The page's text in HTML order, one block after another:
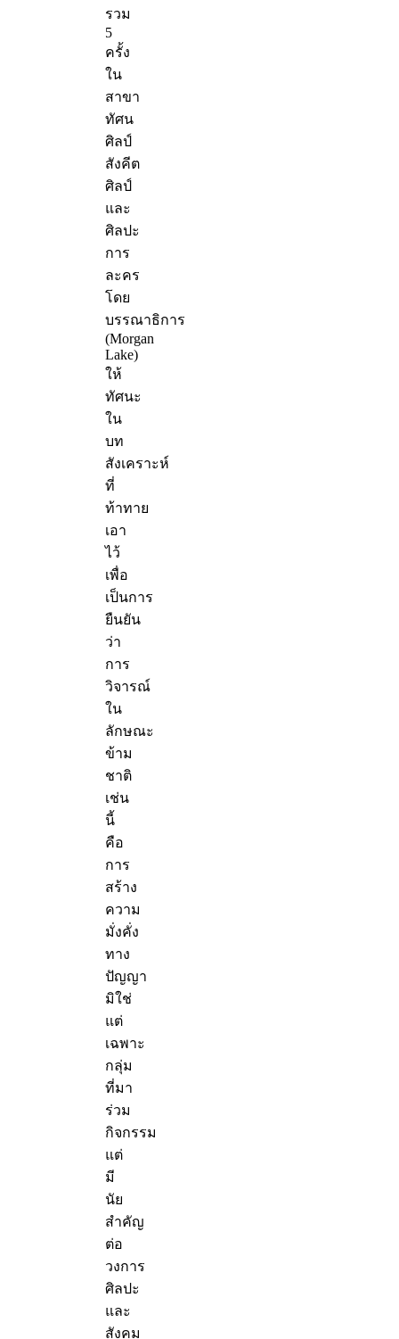
รวม
5
ครั้ง
ใน
สาขา
ทัศน
ศิลป์
สังคีต
ศิลป์
และ
ศิลปะ
การ
ละคร
โดย
บรรณาธิการ
(Morgan
Lake)
ให้
ทัศนะ
ใน
บท
สังเคราะห์
ที่
ท้าทาย
เอา
ไว้
เพื่อ
เป็นการ
ยืนยัน
ว่า
การ
วิจารณ์
ใน
ลักษณะ
ข้าม
ชาติ
เช่น
นี้
คือ
การ
สร้าง
ความ
มั่งคั่ง
ทาง
ปัญญา
มิใช่
แต่
เฉพาะ
กลุ่ม
ที่มา
ร่วม
กิจกรรม
แต่
มี
นัย
สำคัญ
ต่อ
วงการ
ศิลปะ
และ
สังคม